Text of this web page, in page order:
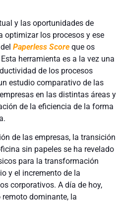
y las oportunidades de
optimizar los procesos y ese
Paperless Score que os
herramienta es a la vez una
de los procesos
estudio comparativo de las
en las distintas áreas y
de la eficiencia de la forma
de las empresas, la transición
sin papeles se ha revelado
para la transformación
y el incremento de la
corporativos. A día de hoy,
dominante, la